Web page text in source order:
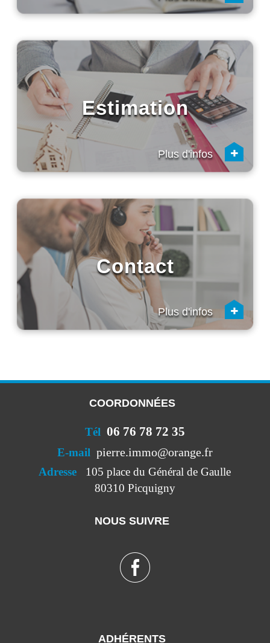
Estimation
Plus d'infos +
Contact
Plus d'infos +
COORDONNÉES
Tél 06 76 78 72 35
E-mail pierre.immo@orange.fr
Adresse
105 place du Général de Gaulle
80310 Picquigny
NOUS SUIVRE
ADHÉRENTS